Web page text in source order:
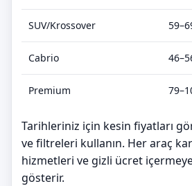
SUV/Krossover
Cabrio
Premium
Tarihleriniz için kesin fiyatları
ve filtreleri kullanın. Her araç
hizmetleri ve gizli ücret
gösterir.